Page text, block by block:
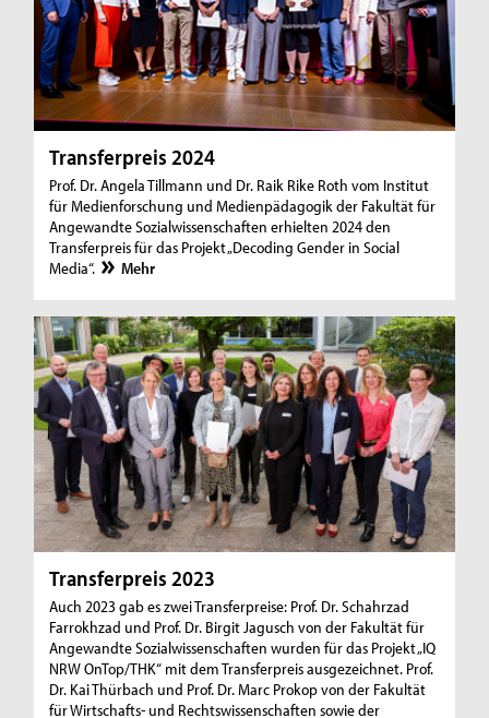
Transferpreis 2024
Prof. Dr. Angela Tillmann und Dr. Raik Rike Roth vom Institut
für Medienforschung und Medienpädagogik der Fakultät für
Angewandte Sozialwissenschaften erhielten 2024 den
Transferpreis für das Projekt „Decoding Gender in Social
Media“.
Mehr
Transferpreis 2023
Auch 2023 gab es zwei Transferpreise: Prof. Dr. Schahrzad
Farrokhzad und Prof. Dr. Birgit Jagusch von der Fakultät für
Angewandte Sozialwissenschaften wurden für das Projekt „IQ
NRW OnTop/THK“ mit dem Transferpreis ausgezeichnet. Prof.
Dr. Kai Thürbach und Prof. Dr. Marc Prokop von der Fakultät
für Wirtschafts- und Rechtswissenschaften sowie der